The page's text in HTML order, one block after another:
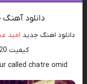
دانلود آهنگ
دانلود اهنگ جدید امید
کیفیت 320 از رسانه ی
called chatre omid